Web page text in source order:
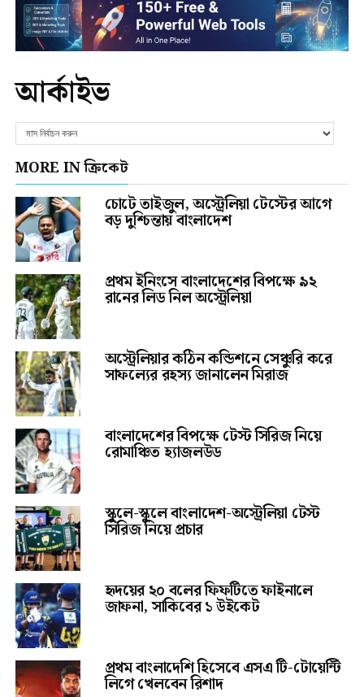
আর্কাইভ
MORE IN ক্রিকেট
চোটে তাইজুল, অস্ট্রেলিয়া টেস্টের আগে
বড় দুশ্চিন্তায় বাংলাদেশ
প্রথম ইনিংসে বাংলাদেশের বিপক্ষে ৯২
রানের লিড নিল অস্ট্রেলিয়া
অস্ট্রেলিয়ার কঠিন কন্ডিশনে সেঞ্চুরি করে
সাফল্যের রহস্য জানালেন মিরাজ
বাংলাদেশের বিপক্ষে টেস্ট সিরিজ নিয়ে
রোমাঞ্চিত হ্যাজলউড
স্কুলে-স্কুলে বাংলাদেশ-অস্ট্রেলিয়া টেস্ট
সিরিজ নিয়ে প্রচার
হৃদয়ের ২০ বলের ফিফটিতে ফাইনালে
জাফনা, সাকিবের ১ উইকেট
প্রথম বাংলাদেশি হিসেবে এসএ টি-টোয়েন্টি
লিগে খেলবেন রিশাদ